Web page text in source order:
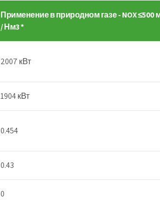
Применение в природном газе - NOX ≤500
/ Нм3 *
2007 кВт
1904 кВт
0.454
0.43
0